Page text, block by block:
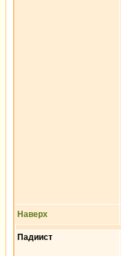
Наверх
Падиист